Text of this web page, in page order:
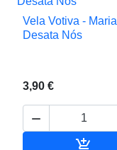
Vela Votiva - Maria
Desata Nós
3,90 €

